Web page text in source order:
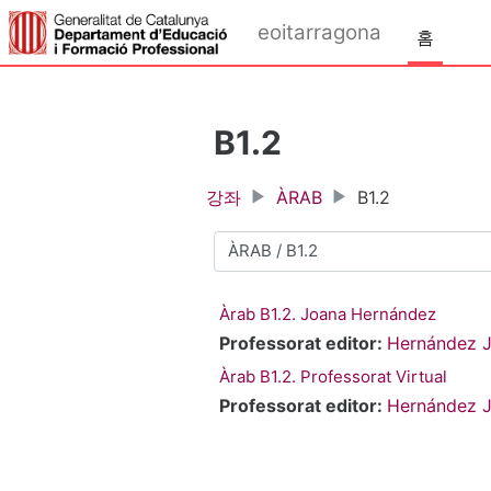
메인 콘텐츠로 건너뛰기
eoitarragona 홈
B1.2
강좌 ÀRAB B1.2
강좌 범주
Àrab B1.2. Joana Hernández
Professorat editor: Hernández
Àrab B1.2. Professorat Virtual
Professorat editor: Hernández